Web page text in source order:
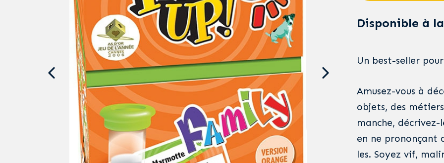
Disponible à
Un best-seller
Amusez-vous à
objets, des
manche, décrivez-
en ne prononçant
les. Soyez vif,